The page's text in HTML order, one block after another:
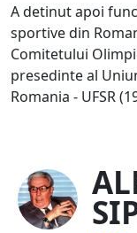
A detinut apoi
sportive din
Comitetului
presedinte al
Romania - UFSR